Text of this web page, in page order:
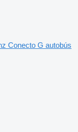
Conecto G autobús